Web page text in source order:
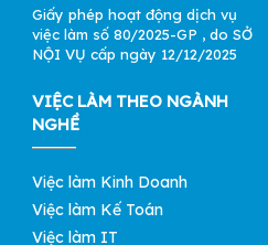
Giấy phép hoạt động dịch vụ
việc làm số 80/2025-GP , do SỞ
NỘI VỤ cấp ngày 12/12/2025
VIỆC LÀM THEO NGÀNH
NGHỀ
Việc làm Kinh Doanh
Việc làm Kế Toán
Việc làm IT